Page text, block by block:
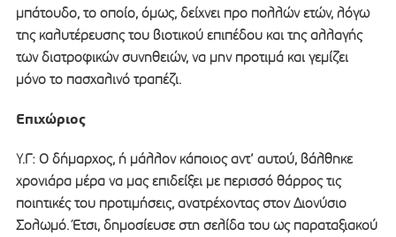
μπάτουδο, το οποίο, όμως, δείχνει προ πολλών ετών, λόγω
της καλυτέρευσης του βιοτικού επιπέδου και της αλλαγής
των διατροφικών συνηθειών, να μην προτιμά και γεμίζει
μόνο το πασχαλινό τραπέζι.
Επιχώριος
Υ.Γ: Ο δήμαρχος, ή μάλλον κάποιος αντ’ αυτού, βάλθηκε
χρονιάρα μέρα να μας επιδείξει με περισσό θάρρος τις
ποιητικές του προτιμήσεις, ανατρέχοντας στον Διονύσιο
Σολωμό. Έτσι, δημοσίευσε στη σελίδα του ως παραταξιακού